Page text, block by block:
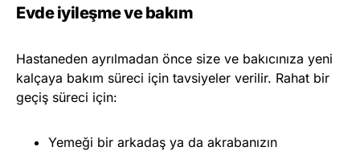
Evde iyileşme ve bakım
Hastaneden ayrılmadan önce size ve bakıcınıza yeni
kalçaya bakım süreci için tavsiyeler verilir. Rahat bir
geçiş süreci için:
Yemeği bir arkadaş ya da akrabanızın